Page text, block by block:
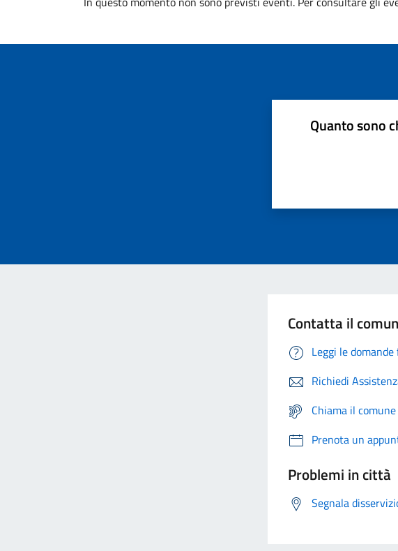
Quanto sono
Contatta il
Leggi le
Richiedi
Chiama il
Prenota un
Problemi in città
Segnala